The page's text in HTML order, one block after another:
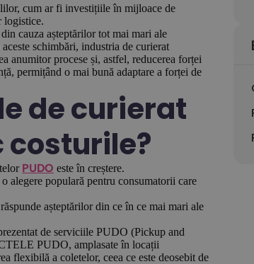
cum ar fi investițiile în mijloace de
logistice.
cauza așteptărilor tot mai mari ale
schimbări, industria de curierat
anumitor procese și, astfel, reducerea forței
permițând o mai bună adaptare a forței de
de curierat
costurile?
PUDO este în creștere.
alegere populară pentru consumatorii care
așteptărilor din ce în ce mai mari ale
de serviciile PUDO (Pickup and
PUDO, amplasate în locații
flexibilă a coletelor, ceea ce este deosebit de